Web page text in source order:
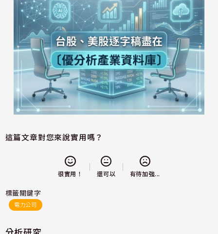
這篇文章對您來說實用嗎？
很實用！ 還可以 有待加強...
標籤關鍵字
電力公司